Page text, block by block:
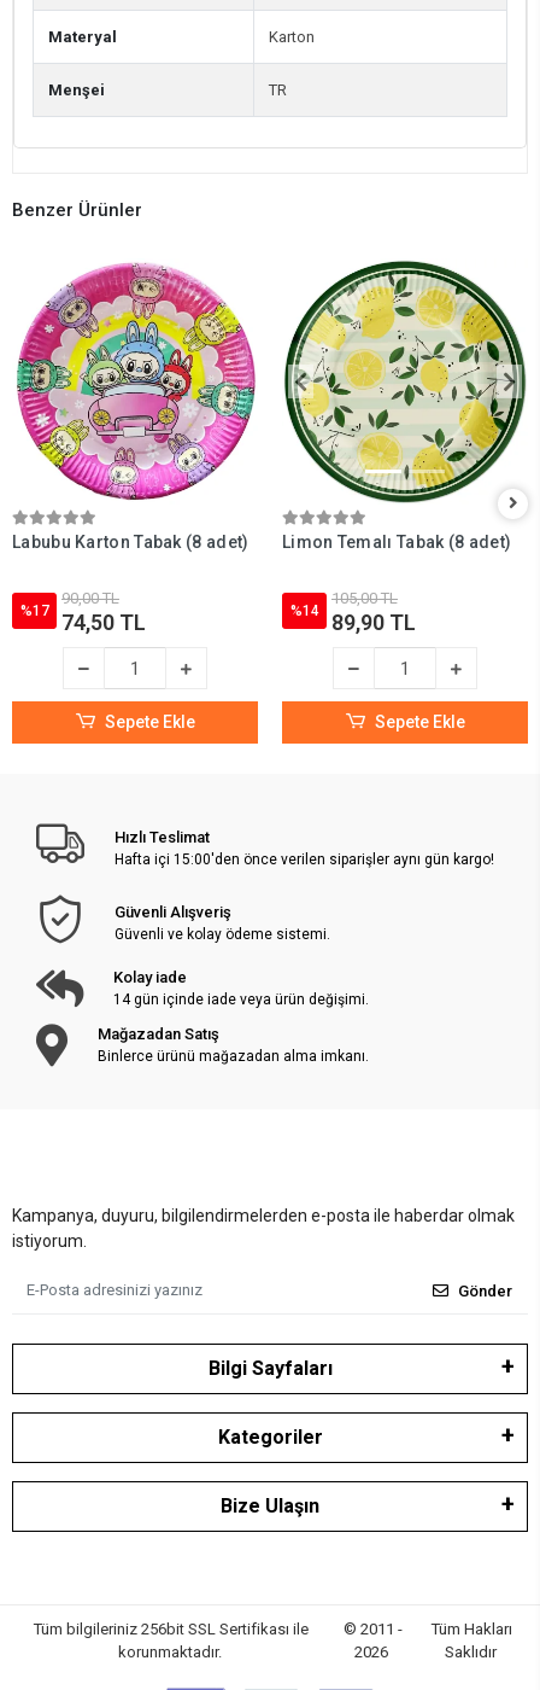
Materyal Karton
Menşei TR
Benzer Ürünler
Labubu Karton Tabak (8 adet)
%17
90,00 TL
74,50 TL
Sepete Ekle
Limon Temalı Tabak (8 adet)
%14
105,00 TL
89,90 TL
Sepete Ekle
Hızlı Teslimat
Hafta içi 15:00'den önce verilen siparişler aynı gün kargo!
Güvenli Alışveriş
Güvenli ve kolay ödeme sistemi.
Kolay iade
14 gün içinde iade veya ürün değişimi.
Mağazadan Satış
Binlerce ürünü mağazadan alma imkanı.
Kampanya, duyuru, bilgilendirmelerden e-posta ile haberdar olmak
istiyorum.
Gönder
Bilgi Sayfaları
Kategoriler
Bize Ulaşın
Tüm bilgileriniz 256bit SSL Sertifikası ile
korunmaktadır.
© 2011 -
2026
Tüm Hakları
Saklıdır